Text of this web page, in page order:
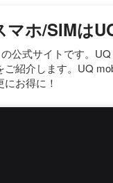
ホ/SIMは
公式サイトです。
ご紹介します。UQ
お得に！